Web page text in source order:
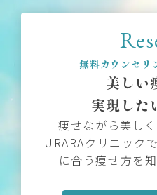
無料カウンセリ
美しい
実現した
痩せながら美し
URARAクリニック
に合う痩せ方を